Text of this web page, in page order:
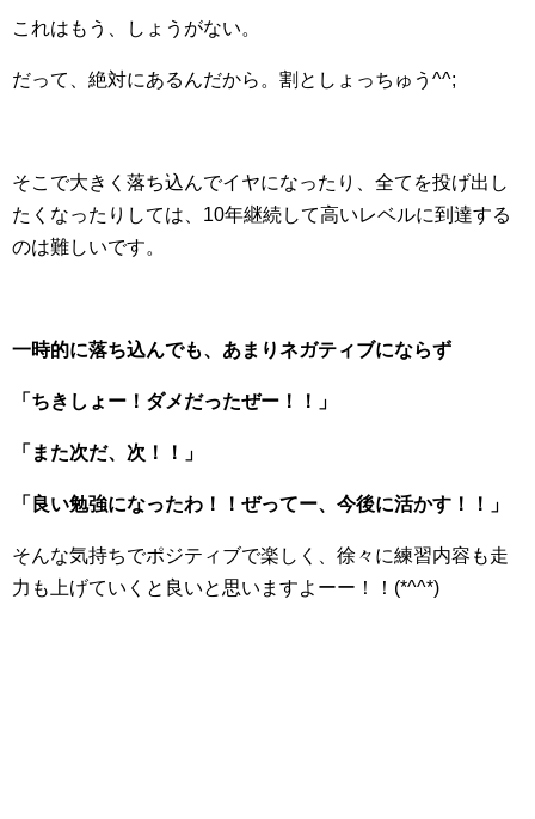
これはもう、しょうがない。
だって、絶対にあるんだから。割としょっちゅう^^;
そこで大きく落ち込んでイヤになったり、全てを投げ出し
たくなったりしては、10年継続して高いレベルに到達する
のは難しいです。
一時的に落ち込んでも、あまりネガティブにならず
「ちきしょー！ダメだったぜー！！」
「また次だ、次！！」
「良い勉強になったわ！！ぜってー、今後に活かす！！」
そんな気持ちでポジティブで楽しく、徐々に練習内容も走
力も上げていくと良いと思いますよーー！！(*^^*)